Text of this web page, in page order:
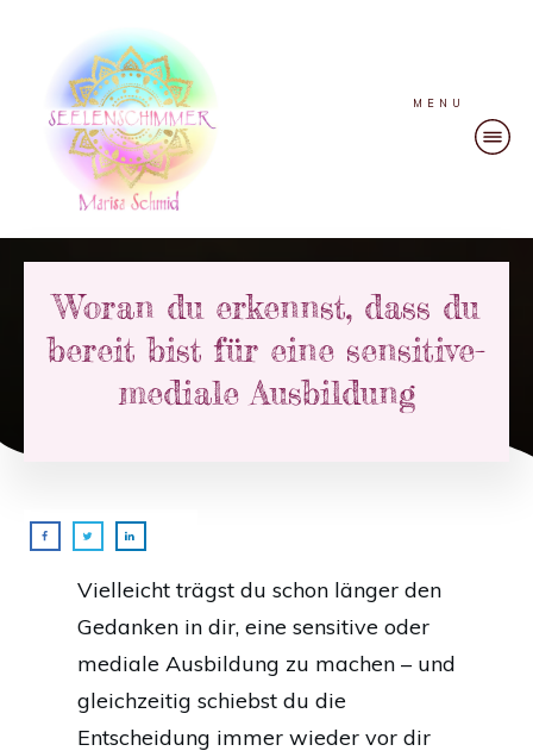
MENU
Woran du erkennst, dass du
bereit bist für eine sensitive-
mediale Ausbildung
Vielleicht trägst du schon länger den
Gedanken in dir, eine sensitive oder
mediale Ausbildung zu machen – und
gleichzeitig schiebst du die
Entscheidung immer wieder vor dir